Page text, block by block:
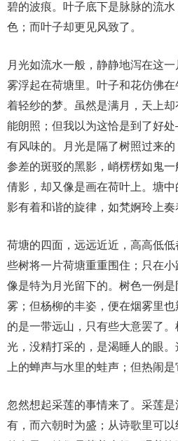
碧的波痕。叶子底下是脉脉的流
色；而叶子却更见风致了。
月光如流水一般，静静地泻在这
雾浮起在荷塘里。叶子和花仿佛
着轻纱的梦。虽然是满月，天上
能朗照；但我以为这恰是到了好
有风味的。月光是隔了树照过来
参差的斑驳的黑影，峭楞楞如鬼
倩影，却又像是画在荷叶上。塘
影有着和谐的旋律，如梵婀玲上奏
荷塘的四面，远远近近，高高低
些树将一片荷塘重重围住；只在小
像是特为月光留下的。树色一例
雾；但杨柳的丰姿，便在烟雾里
的是一带远山，只有些大意罢了
光，没精打采的，是渴睡人的眼
上的蝉声与水里的蛙声；但热闹
忽然想起采莲的事情来了。采莲
有，而六朝时为盛；从诗歌里可